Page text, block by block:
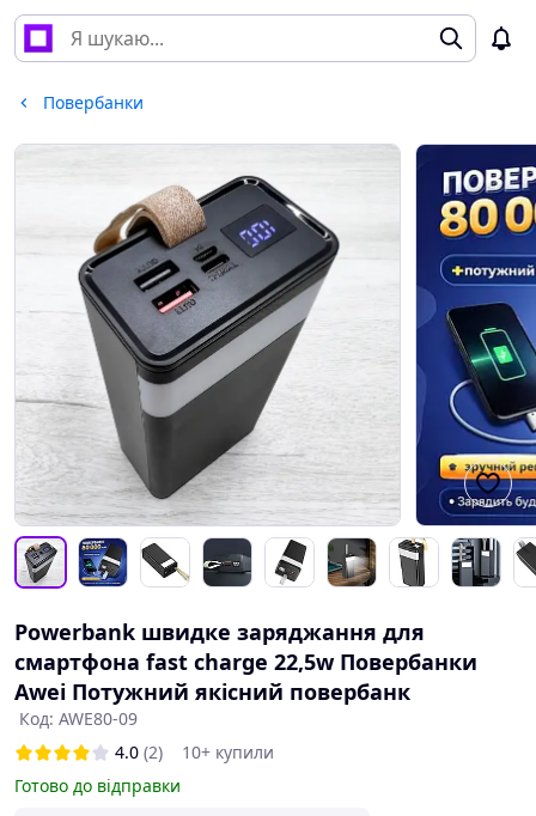
Повербанки
Powerbank швидке заряджання для
смартфона fast charge 22,5w Повербанки
Awei Потужний якісний повербанк
Код: AWE80-09
4.0 (2)
10+ купили
Готово до відправки